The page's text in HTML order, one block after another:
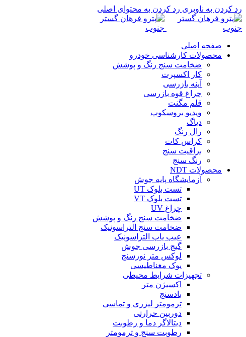
رد کردن به ناوبری رد کردن به محتوای اصلی
صفحه اصلی
محصولات کارشناسی خودرو
ضخامت سنج رنگ و پوشش
کار اکسپرت
آینه بازرسی
چراغ قوه بازرسی
قلم مگنت
ویدیو بروسکوپ
دیاگ
رال رنگ
کراس کات
براقیت سنج
رنگ سنج
محصولات NDT
آزمایشگاه پایه جوش
تست بلوک UT
تست بلوک VT
چراغ UV
ضخامت سنج رنگ و پوشش
ضخامت سنج التراسونیک
عیب یاب التراسونیک
گیج بازرسی جوش
لوکس متر نورسنج
یوک مغناطیسی
تجهیزات شرایط محیطی
اکسیژن متر
بادسنج
ترمومتر لیزری و تماسی
دوربین حرارتی
دیتالاگر دما و رطوبت
رطوبت سنج و ترمومتر